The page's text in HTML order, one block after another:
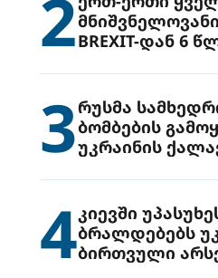
2BREXIT-დან 6
3რუსმა
ბომბების
უკრაინის
4კიევში
ბრალდებებს
ბირთვული